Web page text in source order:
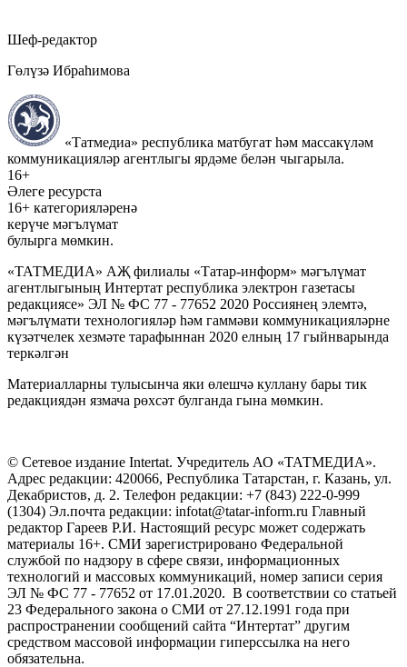
Шеф-редактор
Гөлүзә Ибраһимова
«Татмедиа» республика матбугат һәм массакүләм
коммуникацияләр агентлыгы ярдәме белән чыгарыла.
16+
Әлеге ресурста
16+ категорияләренә
керүче мәгълүмат
булырга мөмкин.
«ТАТМЕДИА» АҖ филиалы «Татар-информ» мәгълүмат
агентлыгының Интертат республика электрон газетасы
редакциясе» ЭЛ № ФС 77 - 77652 2020 Россиянең элемтә,
мәгълүмати технологияләр һәм гаммәви коммуникацияләрне
күзәтчелек хезмәте тарафыннан 2020 елның 17 гыйнварында
теркәлгән
Материалларны тулысынча яки өлешчә куллану бары тик
редакциядән язмача рөхсәт булганда гына мөмкин.
© Сетевое издание Intertat. Учредитель АО «ТАТМЕДИА».
Адрес редакции: 420066, Республика Татарстан, г. Казань, ул.
Декабристов, д. 2. Телефон редакции: +7 (843) 222-0-999
(1304) Эл.почта редакции: infotat@tatar-inform.ru Главный
редактор Гареев Р.И. Настоящий ресурс может содержать
материалы 16+. СМИ зарегистрировано Федеральной
службой по надзору в сфере связи, информационных
технологий и массовых коммуникаций, номер записи серия
ЭЛ № ФС 77 - 77652 от 17.01.2020. В соответствии со статьей
23 Федерального закона о СМИ от 27.12.1991 года при
распространении сообщений сайта “Интертат” другим
средством массовой информации гиперссылка на него
обязательна.